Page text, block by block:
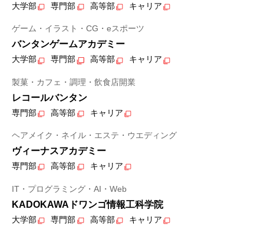
大学部 専門部 高等部 キャリア
ゲーム・イラスト・CG・eスポーツ
バンタンゲームアカデミー
大学部 専門部 高等部 キャリア
製菓・カフェ・調理・飲食店開業
レコールバンタン
専門部 高等部 キャリア
ヘアメイク・ネイル・エステ・ウエディング
ヴィーナスアカデミー
専門部 高等部 キャリア
IT・プログラミング・AI・Web
KADOKAWAドワンゴ情報工科学院
大学部 専門部 高等部 キャリア